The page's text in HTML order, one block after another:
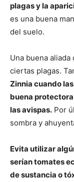
plagas y la
es una buena
del suelo.
Una buena aliada
ciertas plagas.
Zinnia cuando
buena
las avispas. Por
sombra y
Evita utilizar
serían tomates
de sustancia o